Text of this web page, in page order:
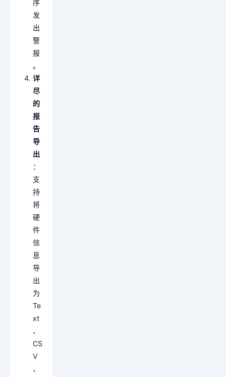
序
发
出
警
报
。
详
尽
的
报
告
导
出
：
支
持
将
硬
件
信
息
导
出
为
Te
xt
、
CS
V
、